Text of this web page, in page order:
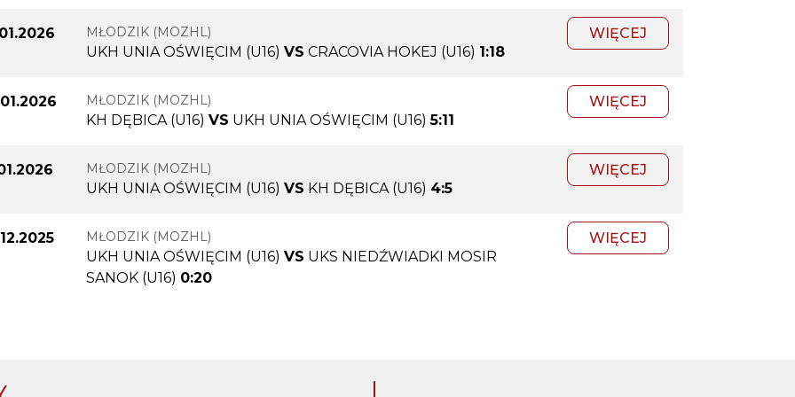
MŁODZIK (MOZHL)
UKH UNIA OŚWIĘCIM (U16) VS CRACOVIA HOKEJ (U16) 1:18
WIĘCEJ
MŁODZIK (MOZHL)
KH DĘBICA (U16) VS UKH UNIA OŚWIĘCIM (U16) 5:11
WIĘCEJ
MŁODZIK (MOZHL)
UKH UNIA OŚWIĘCIM (U16) VS KH DĘBICA (U16) 4:5
WIĘCEJ
MŁODZIK (MOZHL)
UKH UNIA OŚWIĘCIM (U16) VS UKS NIEDŹWIADKI MOSIR
SANOK (U16) 0:20
WIĘCEJ